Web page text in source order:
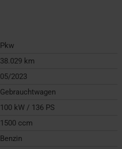
Pkw
38.029 km
05/2023
Gebrauchtwagen
100 kW / 136 PS
1500 ccm
Benzin